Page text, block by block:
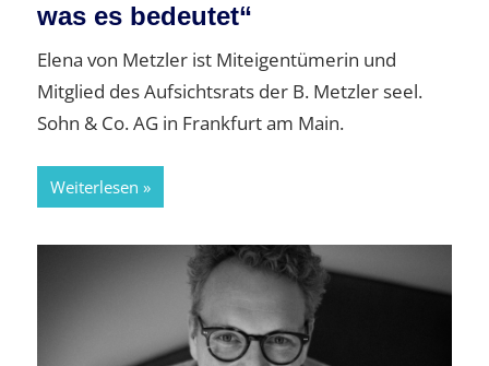
was es bedeutet“
Elena von Metzler ist Miteigentümerin und
Mitglied des Aufsichtsrats der B. Metzler seel.
Sohn & Co. AG in Frankfurt am Main.
Weiterlesen